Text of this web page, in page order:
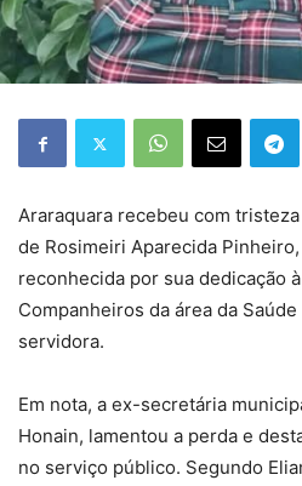
Araraquara recebeu com
de Rosimeiri Aparecida
reconhecida por sua dedicação
Companheiros da área da
servidora.
Em nota, a ex-secretária
Honain, lamentou a perda e
no serviço público. Segundo